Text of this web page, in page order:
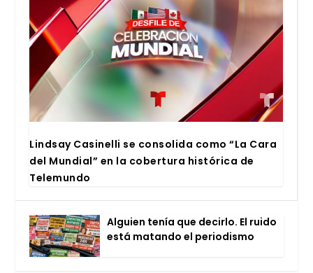
Lind­say Casi­ne­lli se con­so­li­da como “La Cara
del Mun­dial” en la cober­tu­ra his­tó­ri­ca de
Tele­mun­do
Alguien tenía que decir­lo. El rui­do
está matan­do el perio­dis­mo